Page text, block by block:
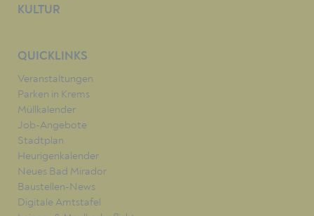
KULTUR
QUICKLINKS
Veranstaltungen
Parken in Krems
Müllkalender
Job-Angebote
Stadtplan
Heurigenkalender
Neues Bad Mirador
Baustellen-News
Digitale Amtstafel